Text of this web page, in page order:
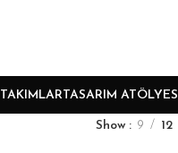
TAKIMLARTASARIM ATÖLYESI
Show 9 12